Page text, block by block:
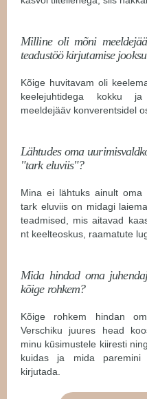
Milline oli mõni
teadustöö kirjutamise
Kõige huvitavam oli
keelejuhtidega kokku
meeldejääv konverentsidel
Lähtudes oma
"tark eluviis"?
Mina ei lähtuks ainult oma
tark eluviis on midagi
teadmised, mis aitavad
nt keelteoskus, raamatute
Mida hindad oma
kõige rohkem?
Kõige rohkem hindan
Verschiku juures head
minu küsimustele kiiresti
kuidas ja mida
kirjutada.